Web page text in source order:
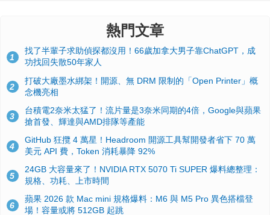
熱門文章
1
找了半輩子求助偵探都沒用！66歲加拿大男子靠ChatGPT，成
功找回失散50年家人
2
打破大廠墨水綁架！開源、無 DRM 限制的「Open Printer」概
念機亮相
3
台積電2奈米太猛了！流片量是3奈米同期的4倍，Google與蘋果
搶首發、輝達與AMD排隊等產能
4
GitHub 狂攬 4 萬星！Headroom 開源工具幫開發者省下 70 萬
美元 API 費，Token 消耗暴降 92%
5
24GB 大容量來了！NVIDIA RTX 5070 Ti SUPER 爆料總整理：
規格、功耗、上市時間
6
蘋果 2026 款 Mac mini 規格爆料：M6 與 M5 Pro 異色搭檔登
場！容量或將 512GB 起跳